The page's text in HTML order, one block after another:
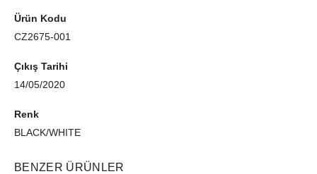
Ürün Kodu
CZ2675-001
Çıkış Tarihi
14/05/2020
Renk
BLACK/WHITE
BENZER ÜRÜNLER